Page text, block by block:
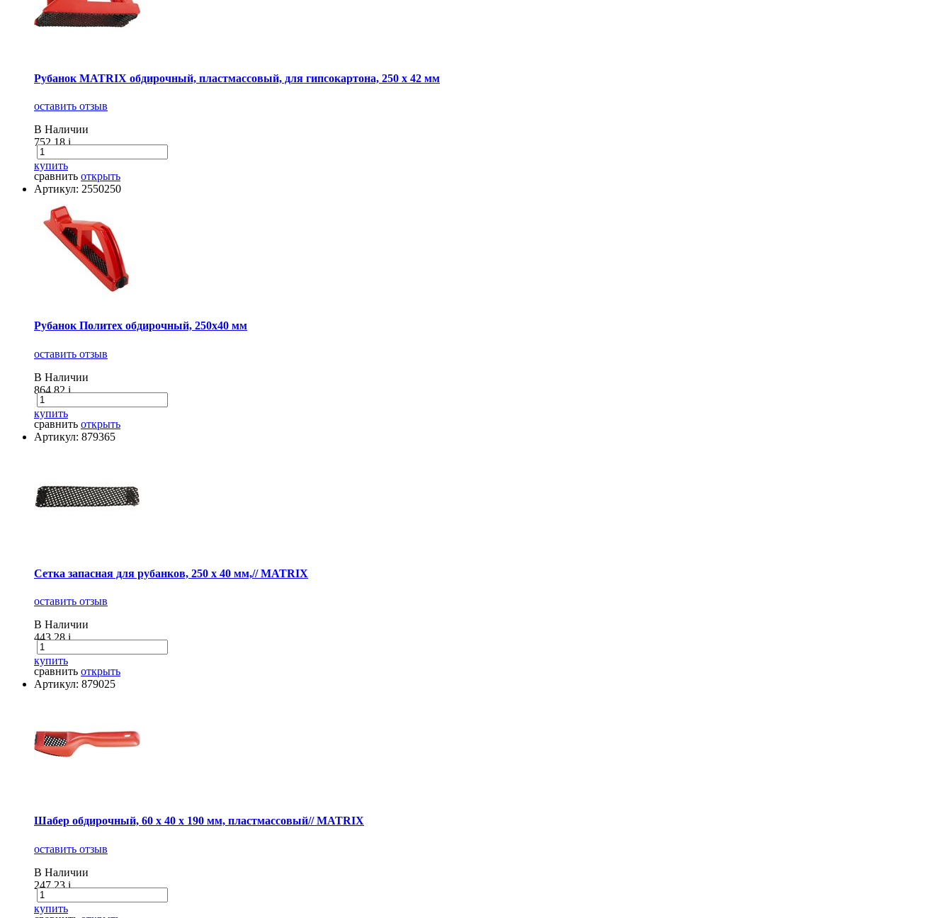
Рубанок MATRIX обдирочный, пластмассовый, для гипсокартона, 250 х 42 мм
оставить отзыв
В Наличии
752.18i
купить
сравнить открыть
Артикул: 2550250
Рубанок Политех обдирочный, 250х40 мм
оставить отзыв
В Наличии
864.82i
купить
сравнить открыть
Артикул: 879365
Сетка запасная для рубанков, 250 х 40 мм,// MATRIX
оставить отзыв
В Наличии
443.28i
купить
сравнить открыть
Артикул: 879025
Шабер обдирочный, 60 х 40 х 190 мм, пластмассовый// MATRIX
оставить отзыв
В Наличии
247.23i
купить